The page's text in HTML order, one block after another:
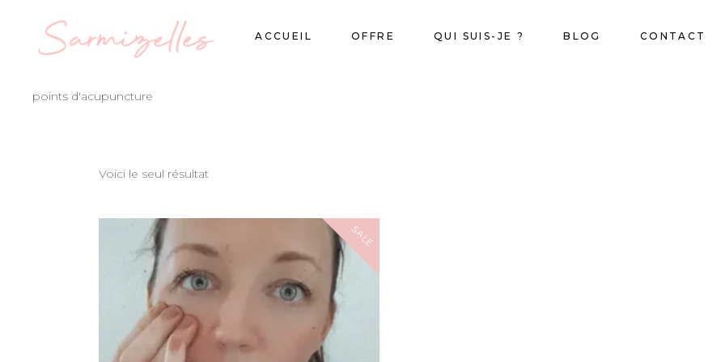
ACCUEIL OFFRE QUI SUIS-JE ? BLOG CONTACT
points d'acupuncture
Voici le seul résultat
SALE